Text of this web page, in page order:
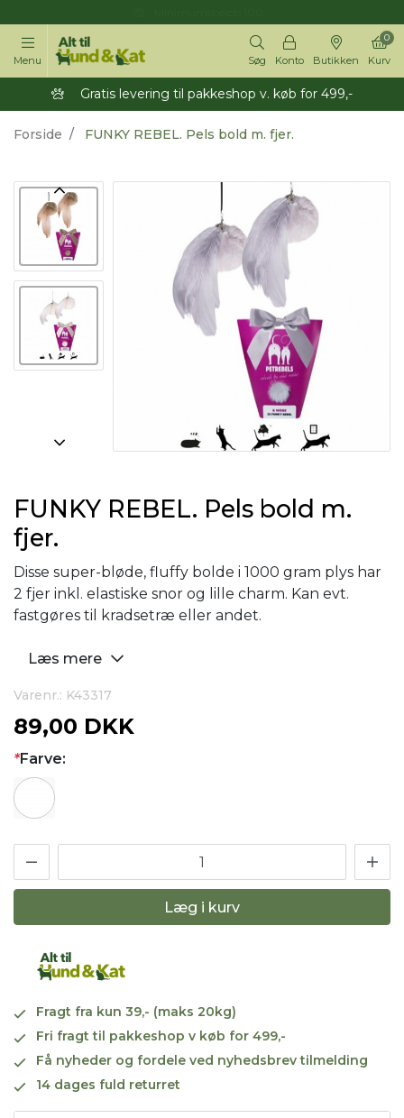
Menu Søg Konto Butikken Kurv
0
Gratis levering til pakkeshop v. køb for 499,-
Forside FUNKY REBEL. Pels bold m. fjer.
FUNKY REBEL. Pels bold m.
fjer.
Disse super-bløde, fluffy bolde i 1000 gram plys har
2 fjer inkl. elastiske snor og lille charm. Kan evt.
fastgøres til kradsetræ eller andet.
Læs mere
Varenr.: K43317
89,00 DKK
*Farve:
Læg i kurv
Fragt fra kun 39,- (maks 20kg)
Fri fragt til pakkeshop v køb for 499,-
Få nyheder og fordele ved nyhedsbrev tilmelding
14 dages fuld returret